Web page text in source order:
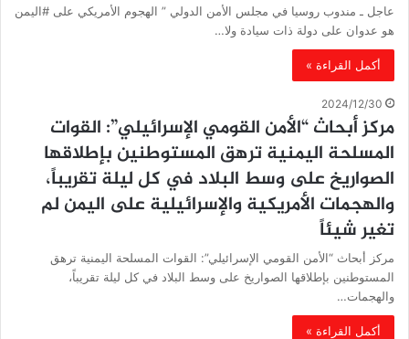
عاجل ـ مندوب روسيا في مجلس الأمن الدولي ” الهجوم الأمريكي على #اليمن
هو عدوان على دولة ذات سيادة ولا…
أكمل القراءة »
2024/12/30
مركز أبحاث “الأمن القومي الإسرائيلي”: القوات
المسلحة اليمنية ترهق المستوطنين بإطلاقها
الصواريخ على وسط البلاد في كل ليلة تقريباً،
والهجمات الأمريكية والإسرائيلية على اليمن لم
تغير شيئاً
مركز أبحاث “الأمن القومي الإسرائيلي”: القوات المسلحة اليمنية ترهق
المستوطنين بإطلاقها الصواريخ على وسط البلاد في كل ليلة تقريباً،
والهجمات…
أكمل القراءة »